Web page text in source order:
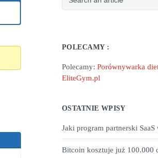
POLECAMY :
Polecamy: Porównywarka
EliteGym.pl
OSTATNIE WPISY
Jaki program partnerski
Bitcoin kosztuje już 100.000